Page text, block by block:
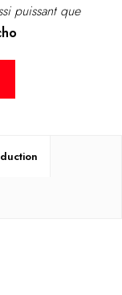
puissant que